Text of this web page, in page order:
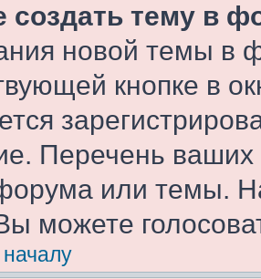
создать тему в
новой темы в
кнопке в
Перечень ваших
или темы.
можете